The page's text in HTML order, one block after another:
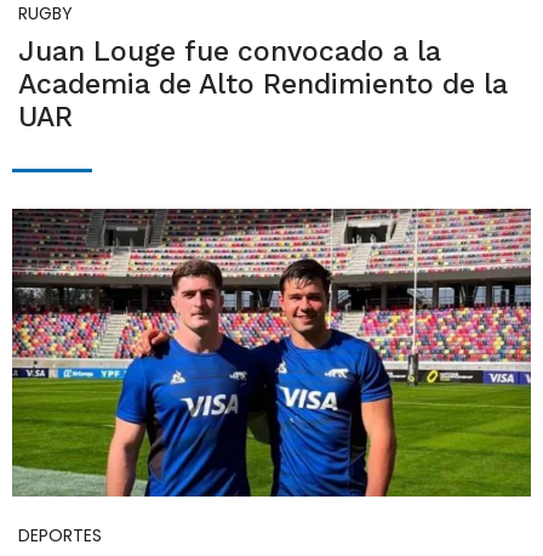
RUGBY
Juan Louge fue convocado a la
Academia de Alto Rendimiento de la
UAR
DEPORTES